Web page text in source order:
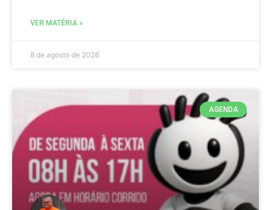
VER MATÉRIA »
8 de agosto de 2026
AGENDA